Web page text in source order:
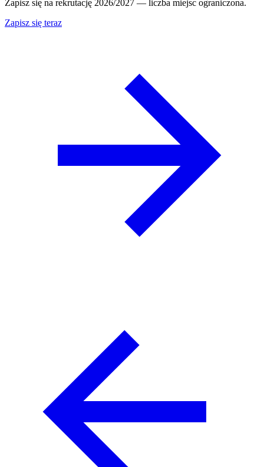
Zapisz się na rekrutację 2026/2027 — liczba miejsc ograniczona.
Zapisz się teraz